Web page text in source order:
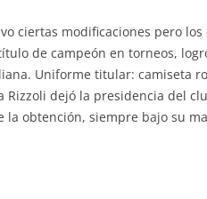
ciertas modificaciones pero
de campeón en torneos,
Uniforme titular: camiseta
Rizzoli dejó la presidencia del
la obtención, siempre bajo su